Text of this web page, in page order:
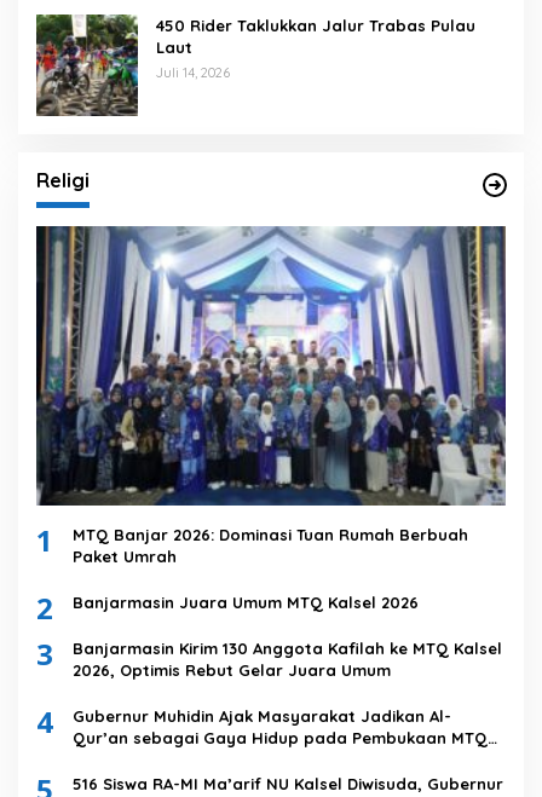
450 Rider Taklukkan Jalur Trabas Pulau
Laut
Juli 14, 2026
Religi
1
MTQ Banjar 2026: Dominasi Tuan Rumah Berbuah
Paket Umrah
2 Banjarmasin Juara Umum MTQ Kalsel 2026
3
Banjarmasin Kirim 130 Anggota Kafilah ke MTQ Kalsel
2026, Optimis Rebut Gelar Juara Umum
4
Gubernur Muhidin Ajak Masyarakat Jadikan Al-
Qur’an sebagai Gaya Hidup pada Pembukaan MTQ
5
516 Siswa RA-MI Ma’arif NU Kalsel Diwisuda, Gubernur